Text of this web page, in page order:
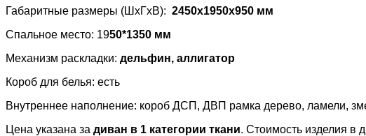
Габаритные размеры (ШхГхВ): 2450x1950x950 мм
Спальное место: 1950*1350 мм
Механизм раскладки: дельфин, аллигатор
Короб для белья: есть
Внутреннее наполнение: короб ДСП, ДВП рамка дерево, ламели,
Цена указана за диван в 1 категории ткани. Стоимость изделия в